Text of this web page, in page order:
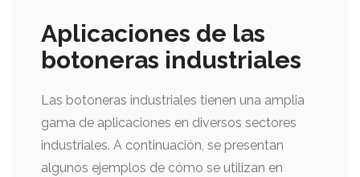
Aplicaciones de las
botoneras industriales
Las botoneras industriales tienen una amplia
gama de aplicaciones en diversos sectores
industriales. A continuación, se presentan
algunos ejemplos de cómo se utilizan en